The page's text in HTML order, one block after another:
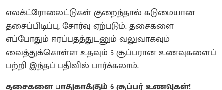
எலக்ட்ரோலைட்டுகள் குறைந்தால் கடுமையான
தசைப்பிடிப்பு, சோர்வு ஏற்படும். தசைகளை
எப்போதும் ஈரப்பதத்துடனும் வலுவாகவும்
வைத்துக்கொள்ள உதவும் 6 சூப்பரான உணவுகளைப்
பற்றி இந்தப் பதிவில் பார்க்கலாம்.
தசைகளை பாதுகாக்கும் 6 சூப்பர் உணவுகள்!